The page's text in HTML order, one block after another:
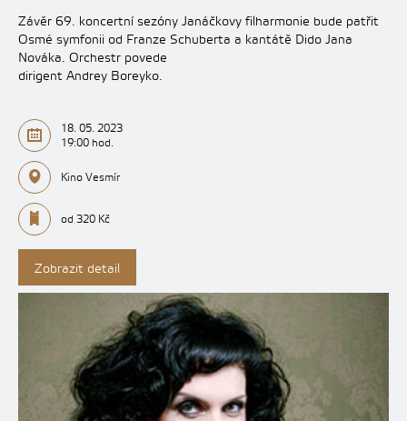
Závěr 69. koncertní sezóny Janáčkovy filharmonie bude patřit
Osmé symfonii od Franze Schuberta a kantátě Dido Jana
Nováka. Orchestr povede
dirigent Andrey Boreyko.
18. 05. 2023
19:00 hod.
Kino Vesmír
od 320 Kč
Zobrazit detail